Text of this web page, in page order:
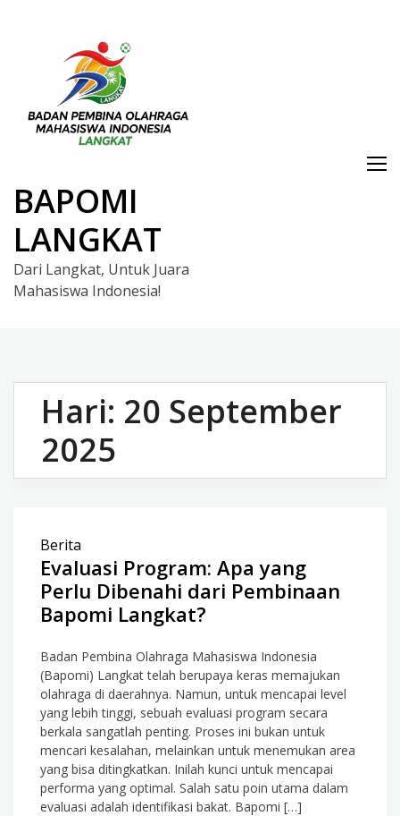
BAPOMI
LANGKAT
Dari Langkat, Untuk Juara
Mahasiswa Indonesia!
Hari: 20 September
2025
Berita
Evaluasi Program: Apa yang
Perlu Dibenahi dari Pembinaan
Bapomi Langkat?
Badan Pembina Olahraga Mahasiswa Indonesia
(Bapomi) Langkat telah berupaya keras memajukan
olahraga di daerahnya. Namun, untuk mencapai level
yang lebih tinggi, sebuah evaluasi program secara
berkala sangatlah penting. Proses ini bukan untuk
mencari kesalahan, melainkan untuk menemukan area
yang bisa ditingkatkan. Inilah kunci untuk mencapai
performa yang optimal. Salah satu poin utama dalam
evaluasi adalah identifikasi bakat. Bapomi […]